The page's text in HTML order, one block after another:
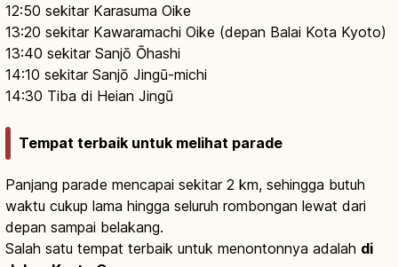
12:50 sekitar Karasuma Oike
13:20 sekitar Kawaramachi Oike (depan Balai Kota Kyoto)
13:40 sekitar Sanjō Ōhashi
14:10 sekitar Sanjō Jingū-michi
14:30 Tiba di Heian Jingū
Tempat terbaik untuk melihat parade
Panjang parade mencapai sekitar 2 km, sehingga butuh
waktu cukup lama hingga seluruh rombongan lewat dari
depan sampai belakang.
Salah satu tempat terbaik untuk menontonnya adalah di